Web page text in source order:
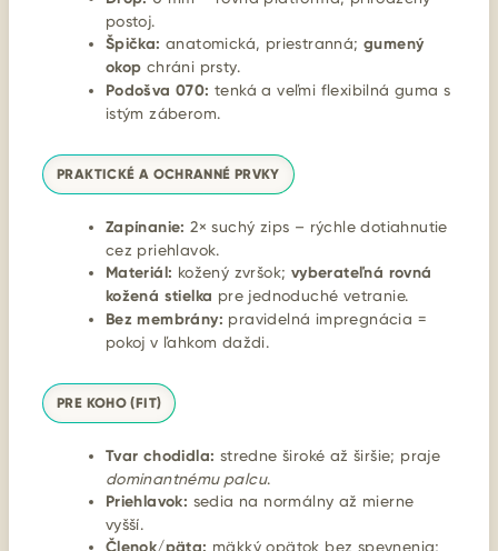
postoj.
Špička: anatomická, priestranná;gumený
okop chráni prsty.
Podošva 070: tenká a veľmi flexibilná guma s
istým záberom.
PRAKTICKÉ A OCHRANNÉ PRVKY
Zapínanie: 2× suchý zips – rýchle dotiahnutie
cez priehlavok.
Materiál: kožený zvršok; vyberateľná rovná
kožená stielka pre jednoduché vetranie.
Bez membrány: pravidelná impregnácia =
pokoj v ľahkom daždi.
PRE KOHO (FIT)
Tvar chodidla: stredne široké až širšie; praje
dominantnému palcu.
Priehlavok: sedia na normálny až mierne
vyšší.
Členok/päta: mäkký opätok bez spevnenia;